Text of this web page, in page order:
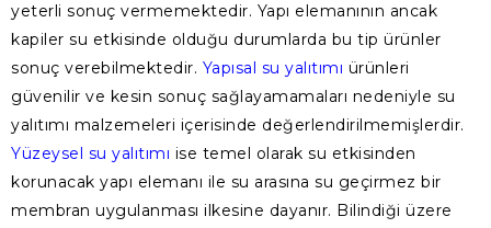
yeterli sonuç vermemektedir. Yapı elemanının ancak
kapiler su etkisinde olduğu durumlarda bu tip ürünler
sonuç verebilmektedir. Yapısal su yalıtımı ürünleri
güvenilir ve kesin sonuç sağlayamamaları nedeniyle su
yalıtımı malzemeleri içerisinde değerlendirilmemişlerdir.
Yüzeysel su yalıtımı ise temel olarak su etkisinden
korunacak yapı elemanı ile su arasına su geçirmez bir
membran uygulanması ilkesine dayanır. Bilindiği üzere